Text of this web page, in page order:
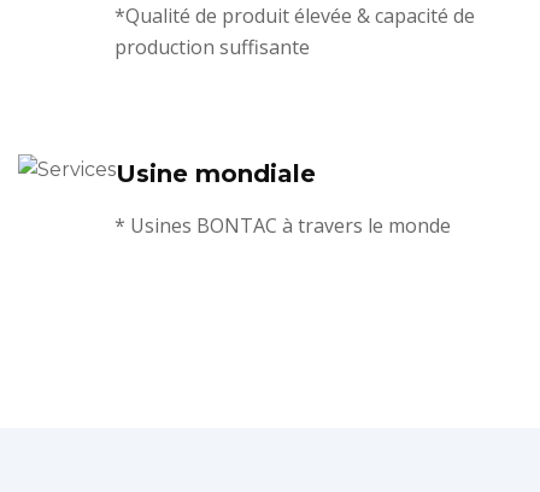
*Qualité de produit élevée & capacité de
production suffisante
Usine mondiale
* Usines BONTAC à travers le monde